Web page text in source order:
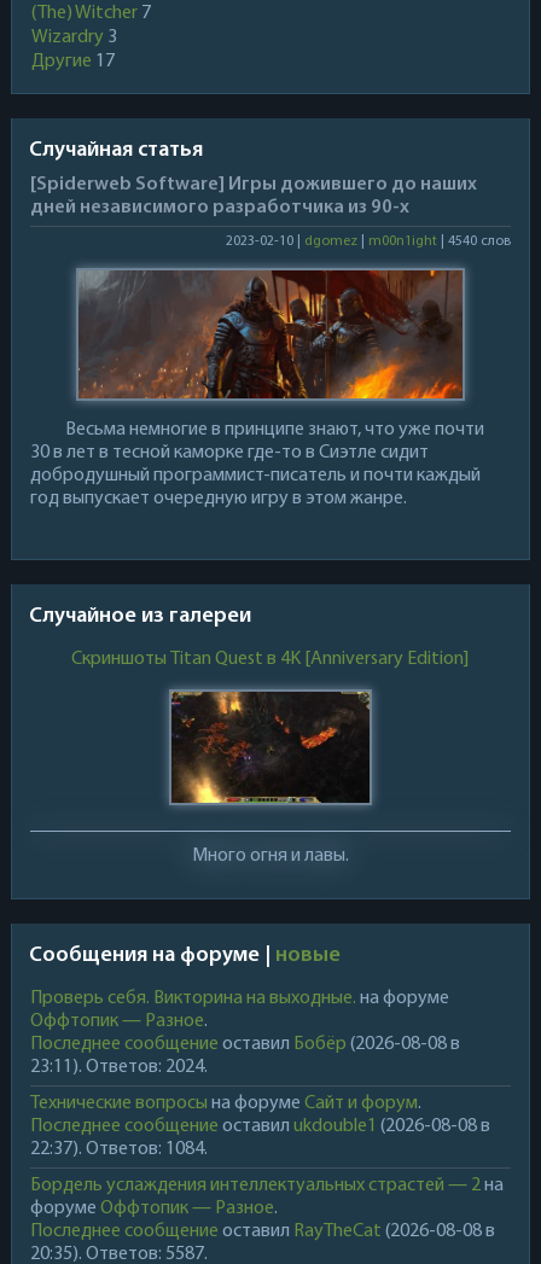
(The) Witcher 7
Wizardry 3
Другие 17
Случайная статья
[Spiderweb Software] Игры дожившего до наших
дней независимого разработчика из 90-х
2023-02-10 | dgomez m00n1ight | 4540 слов
Весьма немногие в принципе знают, что уже почти
30 в лет в тесной каморке где-то в Сиэтле сидит
добродушный программист-писатель и почти каждый
год выпускает очередную игру в этом жанре.
Случайное из галереи
Скриншоты Titan Quest в 4K [Anniversary Edition]
Много огня и лавы.
Сообщения на форуме | новые
Проверь себя. Викторина на выходные. на форуме
Оффтопик — Разное.
Последнее сообщение оставил Бобёр (2026-08-08 в
23:11). Ответов: 2024.
Технические вопросы на форуме Сайт и форум.
Последнее сообщение оставил ukdouble1 (2026-08-08 в
22:37). Ответов: 1084.
Бордель услаждения интеллектуальных страстей — 2на
форуме Оффтопик — Разное.
Последнее сообщение оставил RayTheCat (2026-08-08 в
20:35). Ответов: 5587.